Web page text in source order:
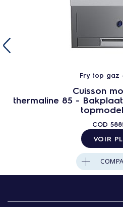
Fry top gaz
Cuisson
thermaline 85 -
COD
VOIR